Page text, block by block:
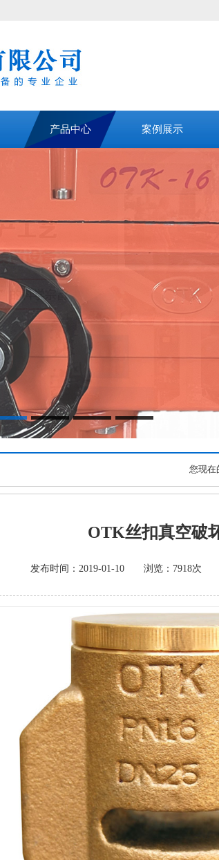
产品中心 案例展示
2 4
您现在
OTK丝扣真空破
发布时间：2019-01-10 浏览：7918次